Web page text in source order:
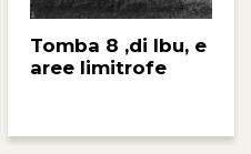
Tomba 8 ,di Ibu, e
aree limitrofe